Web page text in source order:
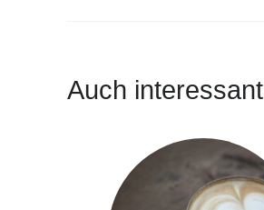
Auch interessant